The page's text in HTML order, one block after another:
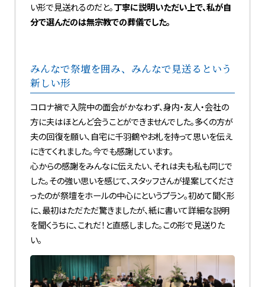
い形で見送れるのだと。丁寧に説明いただい上で、私が自
分で選んだのは無宗教での葬儀でした。
みんなで祭壇を囲み、みんなで見送るという
新しい形
コロナ禍で入院中の面会がかなわず、身内・友人・会社の
方に夫はほとんど会うことができませんでした。多くの方が
夫の回復を願い、自宅に千羽鶴やお札を持って思いを伝え
にきてくれました。今でも感謝しています。
心からの感謝をみんなに伝えたい、それは夫も私も同じで
した。その強い思いを感じて、スタッフさんが提案してくださ
ったのが祭壇をホールの中心にというプラン。初めて聞く形
に、最初はただただ驚きましたが、紙に書いて詳細な説明
を聞くうちに、これだ！と直感しました。この形で見送りた
い。